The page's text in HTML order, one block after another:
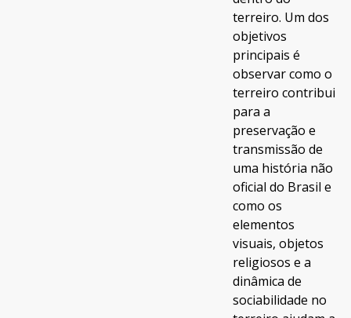
terreiro. Um dos
objetivos
principais é
observar como o
terreiro contribui
para a
preservação e
transmissão de
uma história não
oficial do Brasil e
como os
elementos
visuais, objetos
religiosos e a
dinâmica de
sociabilidade no